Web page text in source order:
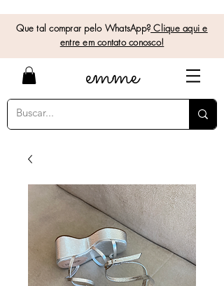
Que tal comprar pelo WhatsApp? Clique aqui e
entre em contato conosco!
emme